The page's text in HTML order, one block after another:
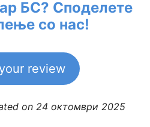
БС? Споделете
со нас!
review
on 24 октомври 2025